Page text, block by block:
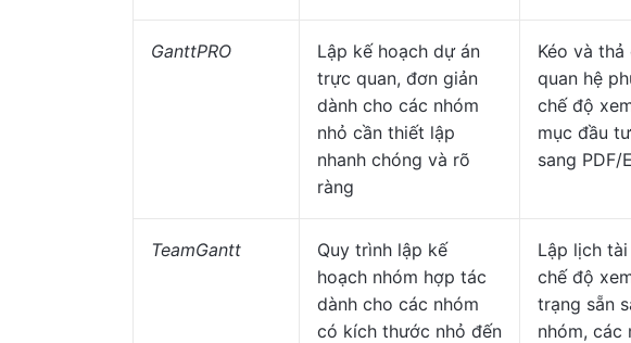
GanttPRO
Lập kế hoạch dự án
trực quan, đơn giản
dành cho các nhóm
nhỏ cần thiết lập
nhanh chóng và rõ
ràng
Kéo và thả
quan hệ
chế độ
mục đầu
sang PDF/
TeamGantt
Quy trình lập kế
hoạch nhóm hợp tác
dành cho các nhóm
có kích thước nhỏ đến
Lập lịch
chế độ
trạng sẵn
nhóm, các